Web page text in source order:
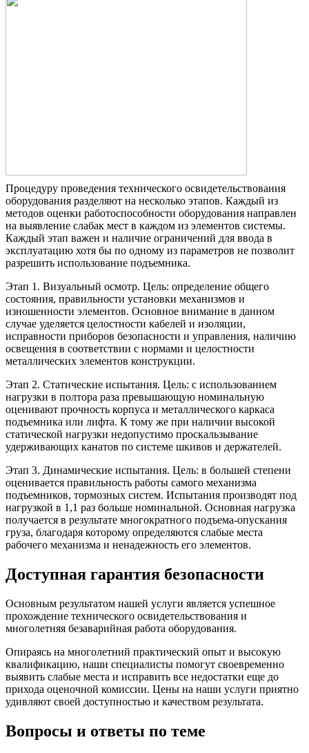
Процедуру проведения технического освидетельствования
оборудования разделяют на несколько этапов. Каждый из
методов оценки работоспособности оборудования направлен
на выявление слабак мест в каждом из элементов системы.
Каждый этап важен и наличие ограничений для ввода в
эксплуатацию хотя бы по одному из параметров не позволит
разрешить использование подъемника.
Этап 1. Визуальный осмотр. Цель: определение общего
состояния, правильности установки механизмов и
изношенности элементов. Основное внимание в данном
случае уделяется целостности кабелей и изоляции,
исправности приборов безопасности и управления, наличию
освещения в соответствии с нормами и целостности
металлических элементов конструкции.
Этап 2. Статические испытания. Цель: с использованием
нагрузки в полтора раза превышающую номинальную
оценивают прочность корпуса и металлического каркаса
подъемника или лифта. К тому же при наличии высокой
статической нагрузки недопустимо проскальзывание
удерживающих канатов по системе шкивов и держателей.
Этап 3. Динамические испытания. Цель: в большей степени
оценивается правильность работы самого механизма
подъемников, тормозных систем. Испытания производят под
нагрузкой в 1,1 раз больше номинальной. Основная нагрузка
получается в результате многократного подъема-опускания
груза, благодаря которому определяются слабые места
рабочего механизма и ненадежность его элементов.
Доступная гарантия безопасности
Основным результатом нашей услуги является успешное
прохождение технического освидетельствования и
многолетняя безаварийная работа оборудования.
Опираясь на многолетний практический опыт и высокую
квалификацию, наши специалисты помогут своевременно
выявить слабые места и исправить все недостатки еще до
прихода оценочной комиссии. Цены на наши услуги приятно
удивляют своей доступностью и качеством результата.
Вопросы и ответы по теме